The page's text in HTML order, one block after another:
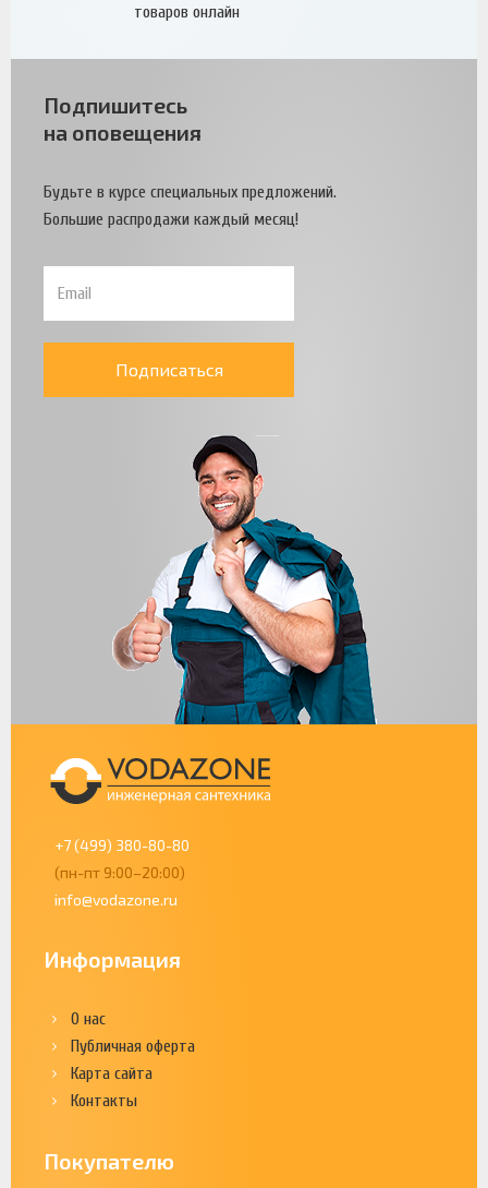
товаров онлайн
Подпишитесь
на оповещения
Будьте в курсе специальных предложений.
Большие распродажи каждый месяц!
Подписаться
+7 (499) 380-80-80
(пн-пт 9:00–20:00)
info@vodazone.ru
Информация
О нас
Публичная оферта
Карта сайта
Контакты
Покупателю